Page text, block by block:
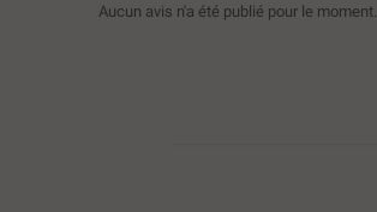
Aucun avis n'a été publié pour le moment.